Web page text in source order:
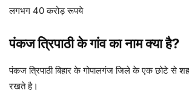
लगभग 40 करोड़ रूपये
पंकज त्रिपाठी के गांव का नाम क्या है?
पंकज त्रिपाठी बिहार के गोपालगंज जिले के एक छोटे से
रखते है।